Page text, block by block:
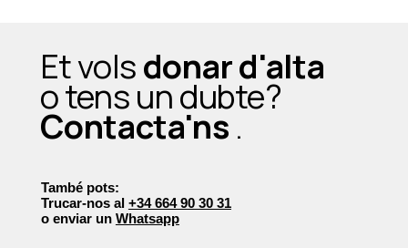
Et volsdonar d'alta
o tens un dubte?
Contacta'ns .
També pots:
Trucar-nos al +34 664 90 30 31
o enviar un Whatsapp